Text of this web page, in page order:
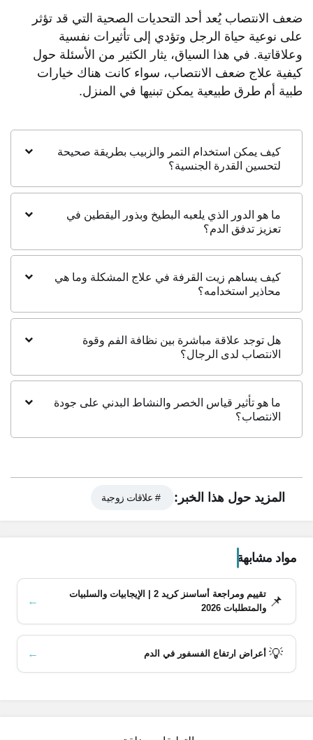
ضعف الانتصاب يُعد أحد التحديات الصحية التي قد تؤثر
على نوعية حياة الرجل وتؤدي إلى تأثيرات نفسية
وعلاقاتية. في هذا السياق، يثار الكثير من الأسئلة حول
كيفية علاج ضعف الانتصاب، سواء كانت هناك خيارات
طبية أم طرق طبيعية يمكن تبنيها في المنزل.
كيف يمكن استخدام التمر والزبيب بطريقة صحيحة
لتحسين القدرة الجنسية؟
ما هو الدور الذي يلعبه البطيخ وبذور اليقطين في
تعزيز تدفق الدم؟
كيف يساهم زيت القرفة في علاج المشكلة وما هي
محاذير استخدامه؟
هل توجد علاقة مباشرة بين نظافة الفم وقوة
الانتصاب لدى الرجال؟
ما هو تأثير قياس الخصر والنشاط البدني على جودة
الانتصاب؟
المزيد حول هذا الخبر: # علاقات زوجية
مواد مشابهة
📌
تقييم ومراجعة أساسنز كريد 2 | الإيجابيات والسلبيات
والمتطلبات 2026
←
💡 أعراض ارتفاع الفسفور في الدم ←
محتويات المقال
علاج ضعف الإنتصاب باستخدام التمر
علاج ضعف الإنتصاب باستخدام الزبيب